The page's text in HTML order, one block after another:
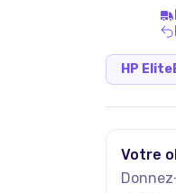
HP
Votre